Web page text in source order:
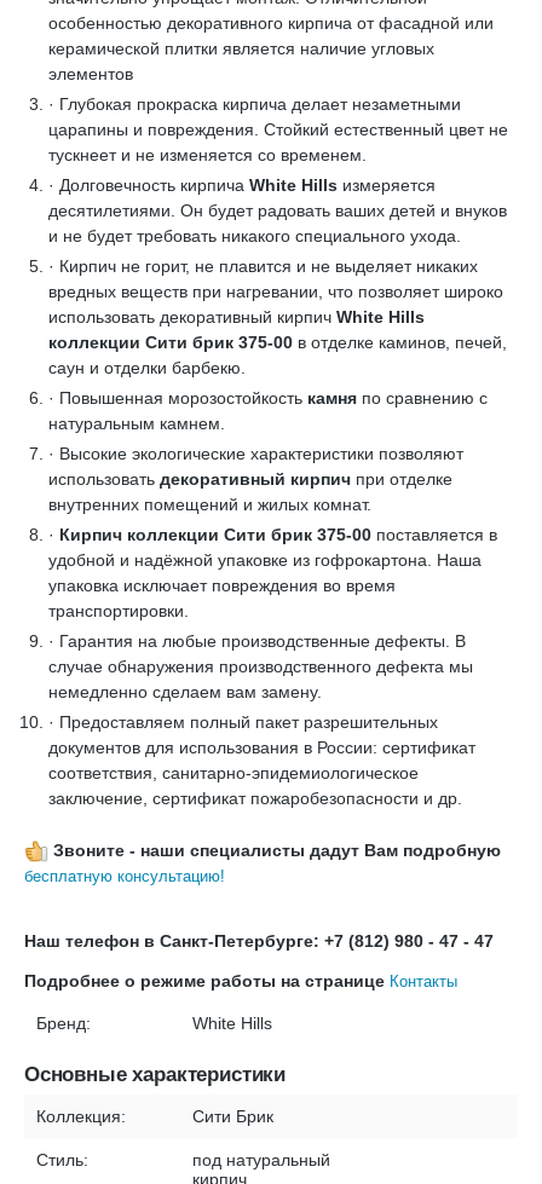
особенностью декоративного кирпича от фасадной или
керамической плитки является наличие угловых
элементов
· Глубокая прокраска кирпича делает незаметными
царапины и повреждения. Стойкий естественный цвет не
тускнеет и не изменяется со временем.
· Долговечность кирпича White Hills измеряется
десятилетиями. Он будет радовать ваших детей и внуков
и не будет требовать никакого специального ухода.
· Кирпич не горит, не плавится и не выделяет никаких
вредных веществ при нагревании, что позволяет широко
использовать декоративный кирпич White Hills
коллекции Сити брик 375-00 в отделке каминов, печей,
саун и отделки барбекю.
· Повышенная морозостойкость камня по сравнению с
натуральным камнем.
· Высокие экологические характеристики позволяют
использовать декоративный кирпич при отделке
внутренних помещений и жилых комнат.
· Кирпич коллекции Сити брик 375-00 поставляется в
удобной и надёжной упаковке из гофрокартона. Наша
упаковка исключает повреждения во время
транспортировки.
· Гарантия на любые производственные дефекты. В
случае обнаружения производственного дефекта мы
немедленно сделаем вам замену.
· Предоставляем полный пакет разрешительных
документов для использования в России: сертификат
соответствия, санитарно-эпидемиологическое
заключение, сертификат пожаробезопасности и др.
Звоните - наши специалисты дадут Вам подробную
бесплатную консультацию!
Наш телефон в Санкт-Петербурге: +7 (812) 980 - 47 - 47
Подробнее о режиме работы на странице Контакты
Бренд: White Hills
Основные характеристики
Коллекция: Сити Брик
Стиль:
под натуральный
кирпич